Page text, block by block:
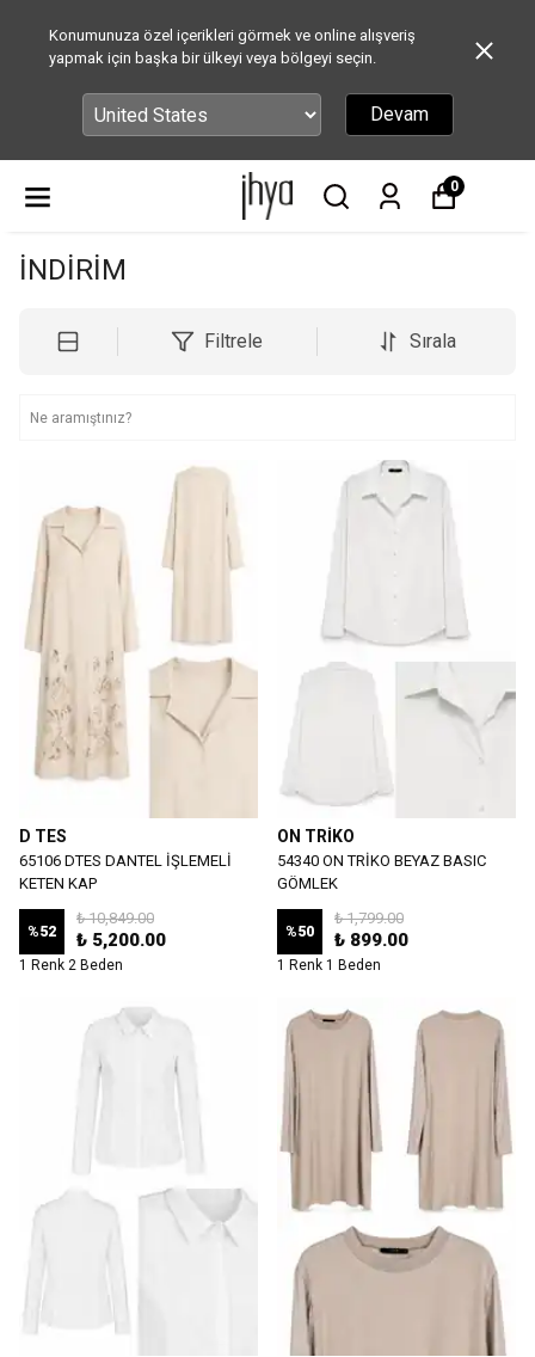
Konumunuza özel içerikleri görmek ve online alışveriş
yapmak için başka bir ülkeyi veya bölgeyi seçin.
Devam
0
İNDİRİM
Filtrele Sırala
D TES
65106 DTES DANTEL İŞLEMELİ
KETEN KAP
%52
₺ 10,849.00
₺ 5,200.00
1 Renk 2 Beden
ON TRİKO
54340 ON TRİKO BEYAZ BASIC
GÖMLEK
%50
₺ 1,799.00
₺ 899.00
1 Renk 1 Beden